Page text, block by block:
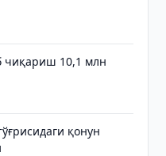
чиқариш 10,1 млн
қонун